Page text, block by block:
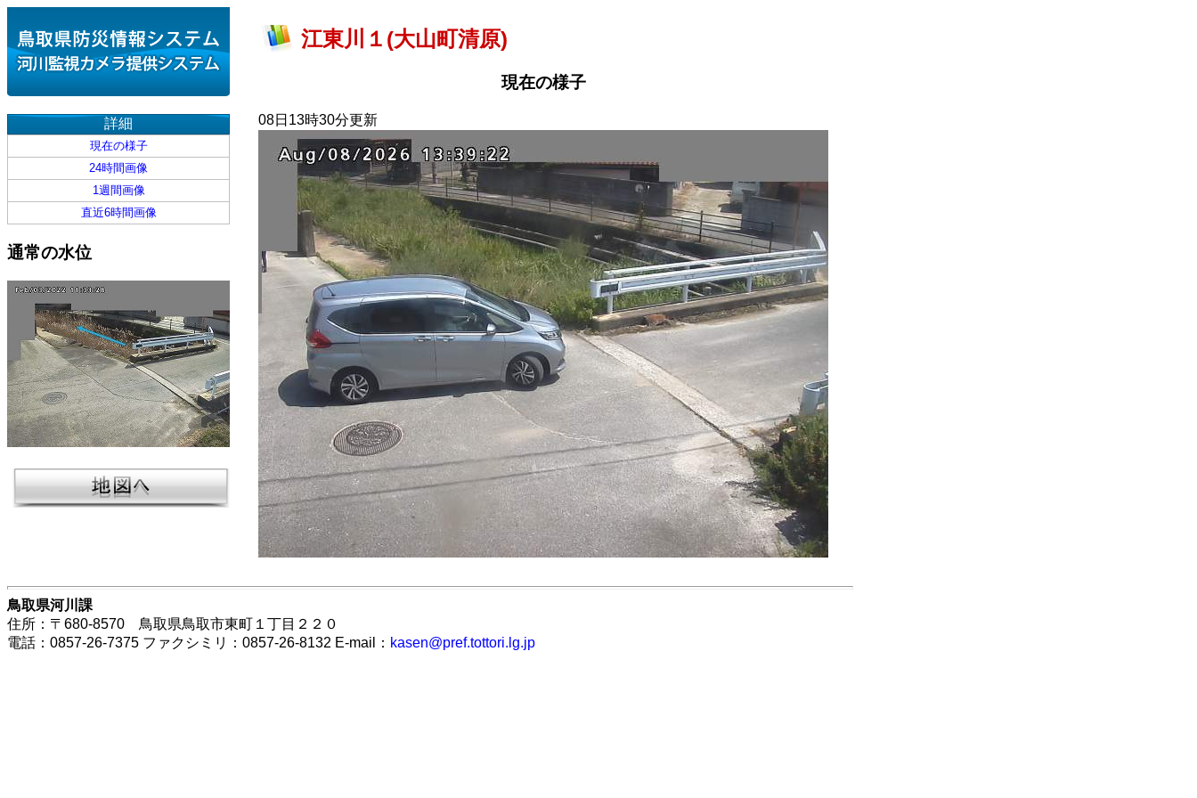
詳細
現在の様子
24時間画像
1週間画像
直近6時間画像
通常の水位
江東川１(大山町清原)
現在の様子
08日13時30分更新
鳥取県河川課
住所：〒680-8570 鳥取県鳥取市東町１丁目２２０
電話：0857-26-7375 ファクシミリ：0857-26-8132 E-mail： kasen@pref.tottori.lg.jp